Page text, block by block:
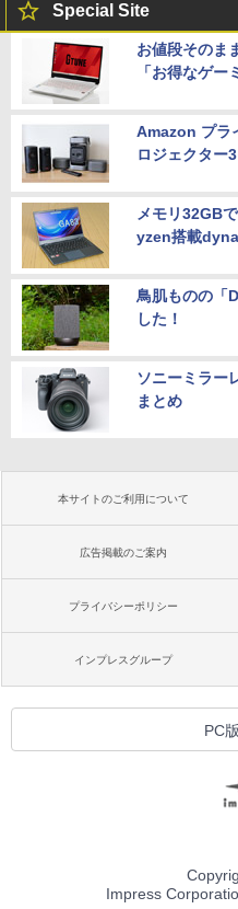
Special Site
お値段そのま
「お得なゲー
Amazon プラ
ロジェクター
メモリ32GB
yzen搭載
鳥肌ものの「
した！
ソニーミラー
まとめ
本サイトのご利用について
広告掲載のご案内
プライバシーポリシー
インプレスグループ
PC
Impress